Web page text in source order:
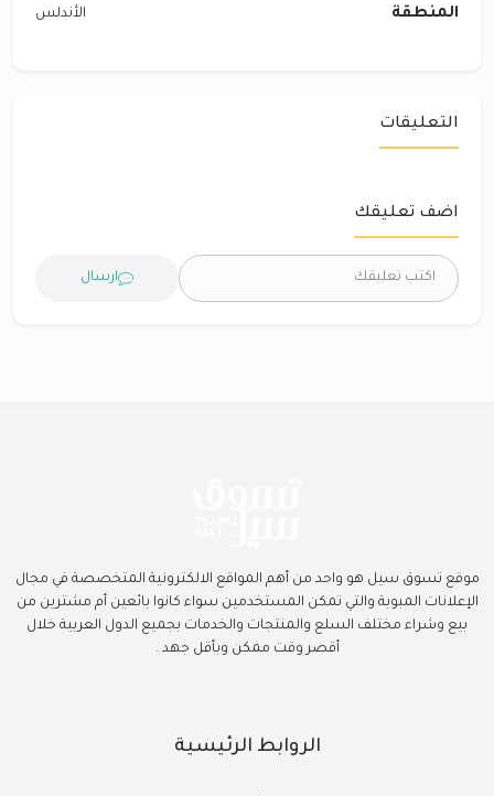
المنطقة الأندلس
التعليقات
اضف تعليقك
ارسال
موقع تسوق سيل هو واحد من أهم المواقع الالكترونية المتخصصة في مجال
الإعلانات المبوبة والتي تمكن المستخدمين سواء كانوا بائعين أم مشترين من
بيع وشراء مختلف السلع والمنتجات والخدمات بجميع الدول العربية خلال
أقصر وقت ممكن وبأقل جهد .
الروابط الرئيسية